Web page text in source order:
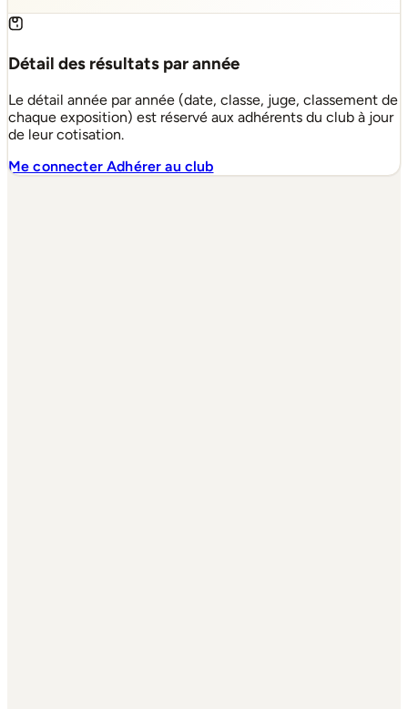
Détail des résultats par année
Le détail année par année (date, classe, juge, classement de
chaque exposition) est réservé aux adhérents du club à jour
de leur cotisation.
Me connecterAdhérer au club